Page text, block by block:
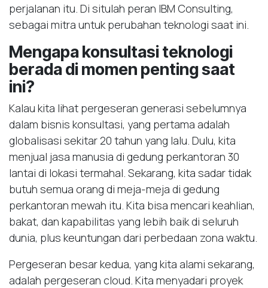
perjalanan itu. Di situlah peran IBM Consulting,
sebagai mitra untuk perubahan teknologi saat ini.
Mengapa konsultasi teknologi
berada di momen penting saat
ini?
Kalau kita lihat pergeseran generasi sebelumnya
dalam bisnis konsultasi, yang pertama adalah
globalisasi sekitar 20 tahun yang lalu. Dulu, kita
menjual jasa manusia di gedung perkantoran 30
lantai di lokasi termahal. Sekarang, kita sadar tidak
butuh semua orang di meja-meja di gedung
perkantoran mewah itu. Kita bisa mencari keahlian,
bakat, dan kapabilitas yang lebih baik di seluruh
dunia, plus keuntungan dari perbedaan zona waktu.
Pergeseran besar kedua, yang kita alami sekarang,
adalah pergeseran cloud. Kita menyadari proyek